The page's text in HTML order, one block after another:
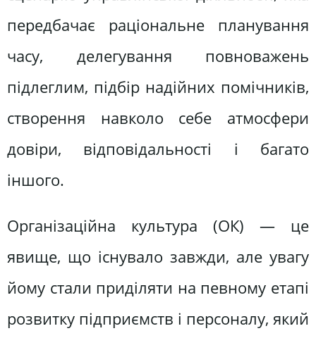
передбачає раціональне планування
часу, делегування повноважень
підлеглим, підбір надійних помічників,
створення навколо себе атмосфери
довіри, відповідальності і багато
іншого.
Організаційна культура (ОК) — це
явище, що існувало завжди, але увагу
йому стали приділяти на певному етапі
розвитку підприємств і персоналу, який